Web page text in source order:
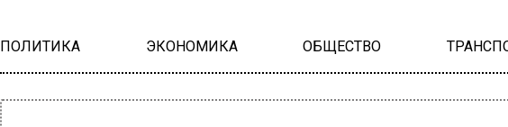
ПОЛИТИКА ЭКОНОМИКА ОБЩЕСТВО